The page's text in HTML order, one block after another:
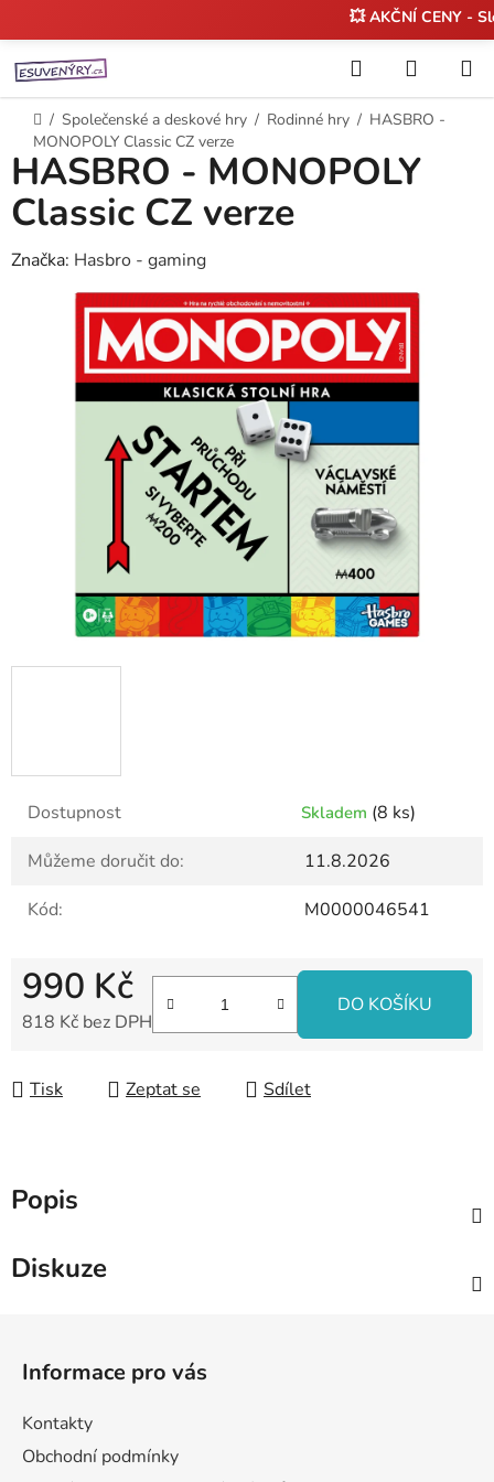
na
obsah
💥 AKČNÍ CENY -
Hledat
KOŠÍK
Domů
/ Společenské a deskové hry / Rodinné hry / HASBRO -
MONOPOLY Classic CZ verze
Dostupnost Skladem (8 ks)
Můžeme doručit do:
11.8.2026
Kód:
M0000046541
990 Kč
818 Kč bez DPH
DO KOŠÍKU
Tisk Zeptat se Sdílet
HASBRO - MONOPOLY
Classic CZ verze
Značka: Hasbro - gaming
Popis
Diskuze
Informace pro vás
Kontakty
Obchodní podmínky